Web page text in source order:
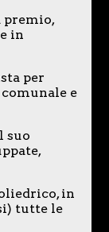
premio,
in
per
e
suo
in
tutte le